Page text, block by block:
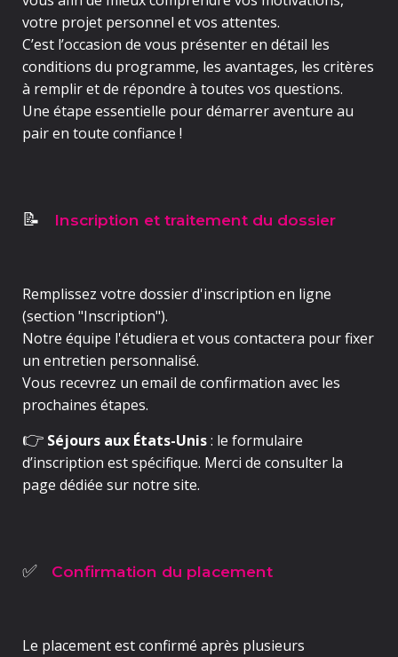
votre projet personnel et vos attentes.
C’est l’occasion de vous présenter en détail les
conditions du programme, les avantages, les critères
à remplir et de répondre à toutes vos questions.
Une étape essentielle pour démarrer aventure au
pair en toute confiance !
📝 Inscription et traitement du dossier
Remplissez votre dossier d'inscription en ligne
(section "Inscription").
Notre équipe l'étudiera et vous contactera pour fixer
un entretien personnalisé.
Vous recevrez un email de confirmation avec les
prochaines étapes.
👉 Séjours aux États-Unis: le formulaire
d’inscription est spécifique. Merci de consulter la
page dédiée sur notre site.
✅ Confirmation du placement
Le placement est confirmé après plusieurs